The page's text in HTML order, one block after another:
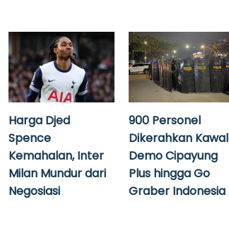
Harga Djed
Spence
Kemahalan, Inter
Milan Mundur dari
Negosiasi
900 Personel
Dikerahkan Kawal
Demo Cipayung
Plus hingga Go
Graber Indonesia